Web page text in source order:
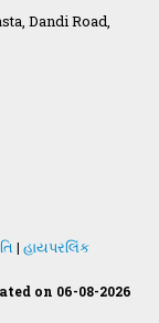
Dandi Road,
| હાયપરલિંક
on 06-08-2026